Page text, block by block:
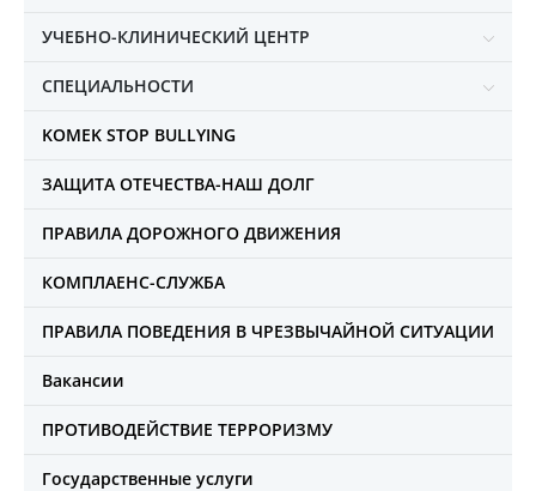
УЧЕБНО-КЛИНИЧЕСКИЙ ЦЕНТР
СПЕЦИАЛЬНОСТИ
KOMEK STOP BULLYING
ЗАЩИТА ОТЕЧЕСТВА-НАШ ДОЛГ
ПРАВИЛА ДОРОЖНОГО ДВИЖЕНИЯ
КОМПЛАЕНС-СЛУЖБА
ПРАВИЛА ПОВЕДЕНИЯ В ЧРЕЗВЫЧАЙНОЙ СИТУАЦИИ
Вакансии
ПРОТИВОДЕЙСТВИЕ ТЕРРОРИЗМУ
Государственные услуги